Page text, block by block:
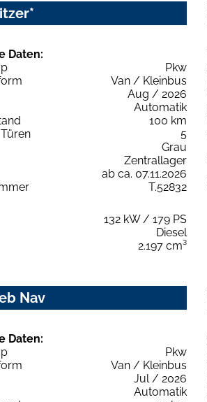
Daten:
Pkw
Van / Kleinbus
Aug / 2026
Automatik
100 km
5
Grau
Zentrallager
ab ca. 07.11.2026
T.52832
132 kW / 179 PS
Diesel
2.197 cm³
Nav
Daten:
Pkw
Van / Kleinbus
Jul / 2026
Automatik